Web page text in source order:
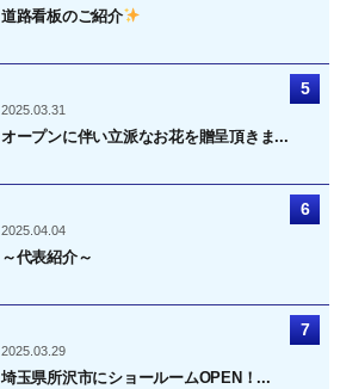
道路看板のご紹介
2025.03.31
オープンに伴い立派なお花を贈呈頂きま...
2025.04.04
～代表紹介～
2025.03.29
埼玉県所沢市にショールームOPEN！...